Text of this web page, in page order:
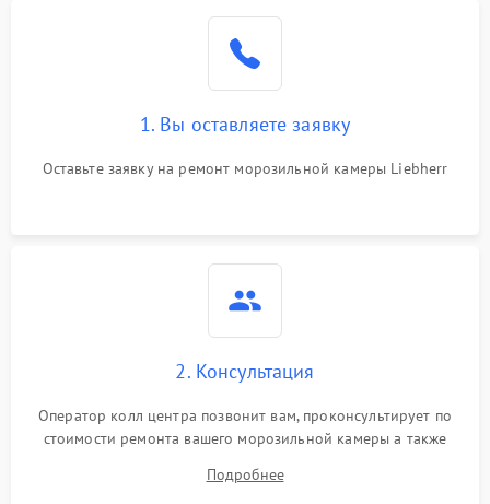
1. Вы оставляете заявку
Оставьте заявку на ремонт морозильной камеры Liebherr
2. Консультация
Оператор колл центра позвонит вам, проконсультирует по
стоимости ремонта вашего морозильной камеры а также
Подробнее